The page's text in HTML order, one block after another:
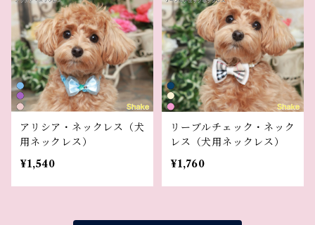
アリシア・ネックレス（犬
用ネックレス）
¥1,540
リーブルチェック・ネック
レス（犬用ネックレス）
¥1,760